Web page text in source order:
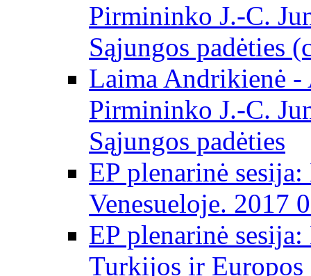
Pirmininko J.-C.
Sąjungos padėties
Laima Andrikienė
Pirmininko J.-C.
Sąjungos padėties
EP plenarinė
Venesueloje. 2017
EP plenarinė
Turkijos ir Europos